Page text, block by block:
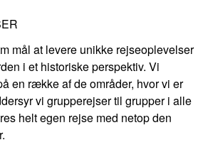
mål at levere unikke rejseoplevelser
i et historiske perspektiv. Vi
en række af de områder, hvor vi er
vi grupperejser til grupper i alle
helt egen rejse med netop den